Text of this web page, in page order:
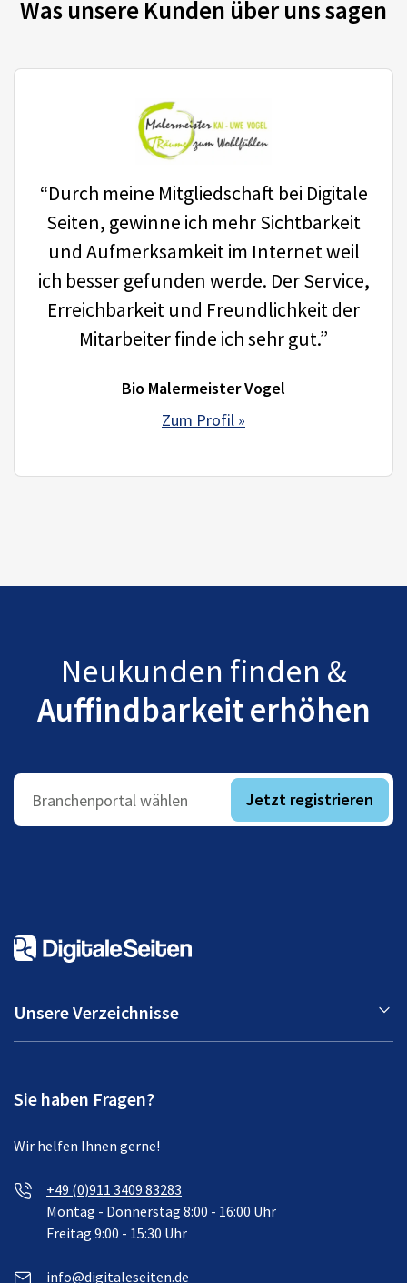
Was unsere Kunden über uns sagen
“Durch meine Mitgliedschaft bei Digitale
Seiten, gewinne ich mehr Sichtbarkeit
und Aufmerksamkeit im Internet weil
ich besser gefunden werde. Der Service,
Erreichbarkeit und Freundlichkeit der
Mitarbeiter finde ich sehr gut.”
Bio Malermeister Vogel
Zum Profil »
Neukunden finden &
Auffindbarkeit erhöhen
Branchenportal wählen Jetzt registrieren
Unsere Verzeichnisse
Sie haben Fragen?
Wir helfen Ihnen gerne!
+49 (0)911 3409 83283
Montag - Donnerstag 8:00 - 16:00 Uhr
Freitag 9:00 - 15:30 Uhr
info@digitaleseiten.de